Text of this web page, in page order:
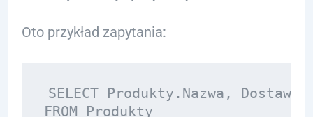
Oto przykład zapytania:
SELECT Produkty.Nazwa,
FROM Produkty